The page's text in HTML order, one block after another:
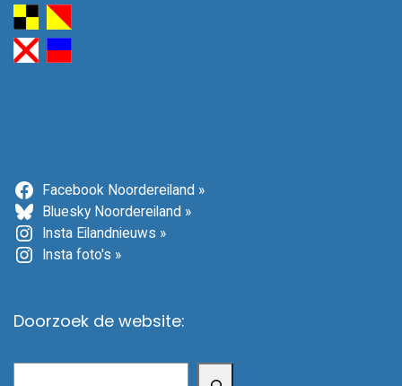
Facebook Noordereiland »
Bluesky Noordereiland »
Insta Eilandnieuws »
Insta foto's »
Doorzoek de website: